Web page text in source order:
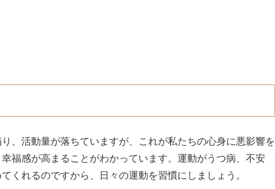
、活動量が落ちていますが、これが私たちの心身に悪影響を
福感が高まることがわかっています。運動がうつ病、不安
くれるのですから、日々の運動を習慣にしましょう。